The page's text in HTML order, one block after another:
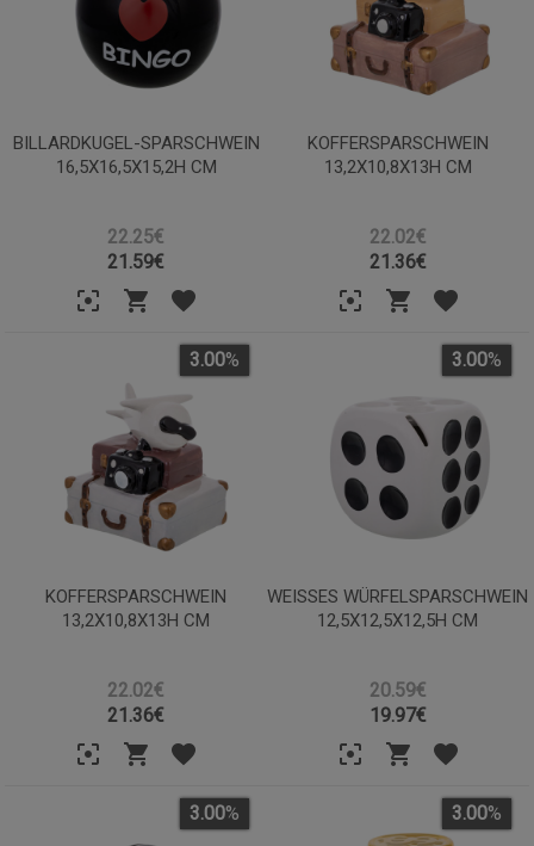
BILLARDKUGEL-SPARSCHWEIN
16,5X16,5X15,2H CM
22.25€
21.59€
KOFFERSPARSCHWEIN
13,2X10,8X13H CM
22.02€
21.36€
KOFFERSPARSCHWEIN
13,2X10,8X13H CM
22.02€
3.00%
21.36€
WEISSES WÜRFELSPARSCHWEIN 1
2,5X12,5X12,5H CM
20.59€
3.00%
19.97€
3.00% 3.00%